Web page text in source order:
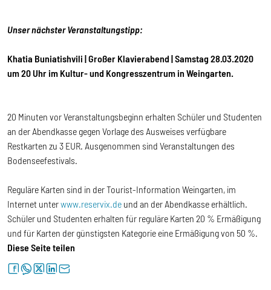
Unsernächster Veranstaltungstipp:
Khatia Buniatishvili | Großer Klavierabend | Samstag 28.03.2020
um 20 Uhr im Kultur- und Kongresszentrum in Weingarten.
20 Minuten vor Veranstaltungsbeginn erhalten Schüler und Studenten
an der Abendkasse gegen Vorlage des Ausweises verfügbare
Restkarten zu 3 EUR. Ausgenommen sind Veranstaltungen des
Bodenseefestivals.
Reguläre Karten sind in der Tourist-Information Weingarten, im
Internet unterwww.reservix.de und an der Abendkasse erhältlich.
Schüler und Studenten erhalten für reguläre Karten 20 % Ermäßigung
und für Karten der günstigsten Kategorie eine Ermäßigung von 50 %.
Diese Seite teilen
facebookwhatsapptwitterlinkedinletter